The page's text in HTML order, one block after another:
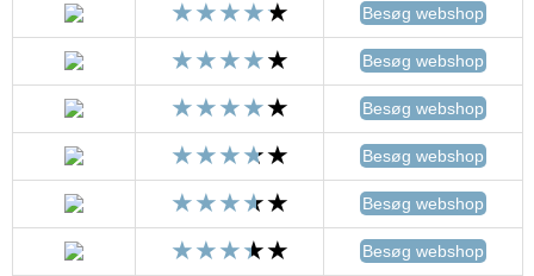
Besøg webshop
Besøg webshop
Besøg webshop
Besøg webshop
Besøg webshop
Besøg webshop